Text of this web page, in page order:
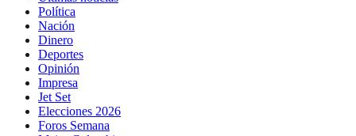
Política
Nación
Dinero
Deportes
Opinión
Impresa
Jet Set
Elecciones 2026
Foros Semana